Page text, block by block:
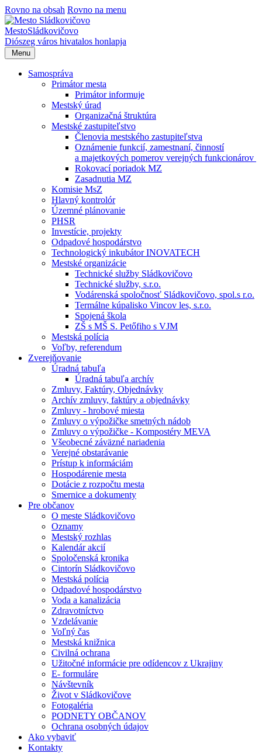
Rovno na obsah Rovno na menu
MestoSládkovičovo
Diószeg város hivatalos honlapja
Menu
Samospráva
Primátor mesta
Primátor informuje
Mestský úrad
Organizačná štruktúra
Mestské zastupiteľstvo
Členovia mestského zastupiteľstva
Oznámenie funkcií, zamestnaní, činností
a majetkových pomerov verejných funkcionárov
Rokovací poriadok MZ
Zasadnutia MZ
Komisie MsZ
Hlavný kontrolór
Územné plánovanie
PHSR
Investície, projekty
Odpadové hospodárstvo
Technologický inkubátor INOVATECH
Mestské organizácie
Technické služby Sládkovičovo
Technické služby, s.r.o.
Vodárenská spoločnosť Sládkovičovo, spol.s r.o.
Termálne kúpalisko Vincov les, s.r.o.
Spojená škola
ZŠ s MŠ S. Petőfiho s VJM
Mestská polícia
Voľby, referendum
Zverejňovanie
Úradná tabuľa
Úradná tabuľa archív
Zmluvy, Faktúry, Objednávky
Archív zmluvy, faktúry a objednávky
Zmluvy - hrobové miesta
Zmluvy o výpožičke smetných nádob
Zmluvy o výpožičke - Kompostéry MEVA
Všeobecné záväzné nariadenia
Verejné obstarávanie
Prístup k informáciám
Hospodárenie mesta
Dotácie z rozpočtu mesta
Smernice a dokumenty
Pre občanov
O meste Sládkovičovo
Oznamy
Mestský rozhlas
Kalendár akcií
Spoločenská kronika
Cintorín Sládkovičovo
Mestská polícia
Odpadové hospodárstvo
Voda a kanalizácia
Zdravotníctvo
Vzdelávanie
Voľný čas
Mestská knižnica
Civilná ochrana
Užitočné informácie pre odídencov z Ukrajiny
E- formuláre
Návštevník
Život v Sládkovičove
Fotogaléria
PODNETY OBČANOV
Ochrana osobných údajov
Ako vybaviť
Kontakty